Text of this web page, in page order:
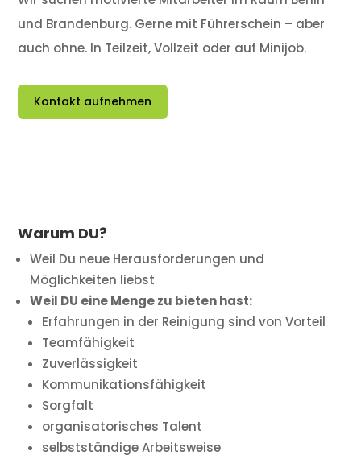
und Brandenburg. Gerne mit Führerschein – aber
auch ohne. In Teilzeit, Vollzeit oder auf Minijob.
Kontakt aufnehmen
Warum DU?
Weil Du neue Herausforderungen und
Möglichkeiten liebst
Weil DU eine Menge zu bieten hast:
Erfahrungen in der Reinigung sind von Vorteil
Teamfähigkeit
Zuverlässigkeit
Kommunikationsfähigkeit
Sorgfalt
organisatorisches Talent
selbstständige Arbeitsweise